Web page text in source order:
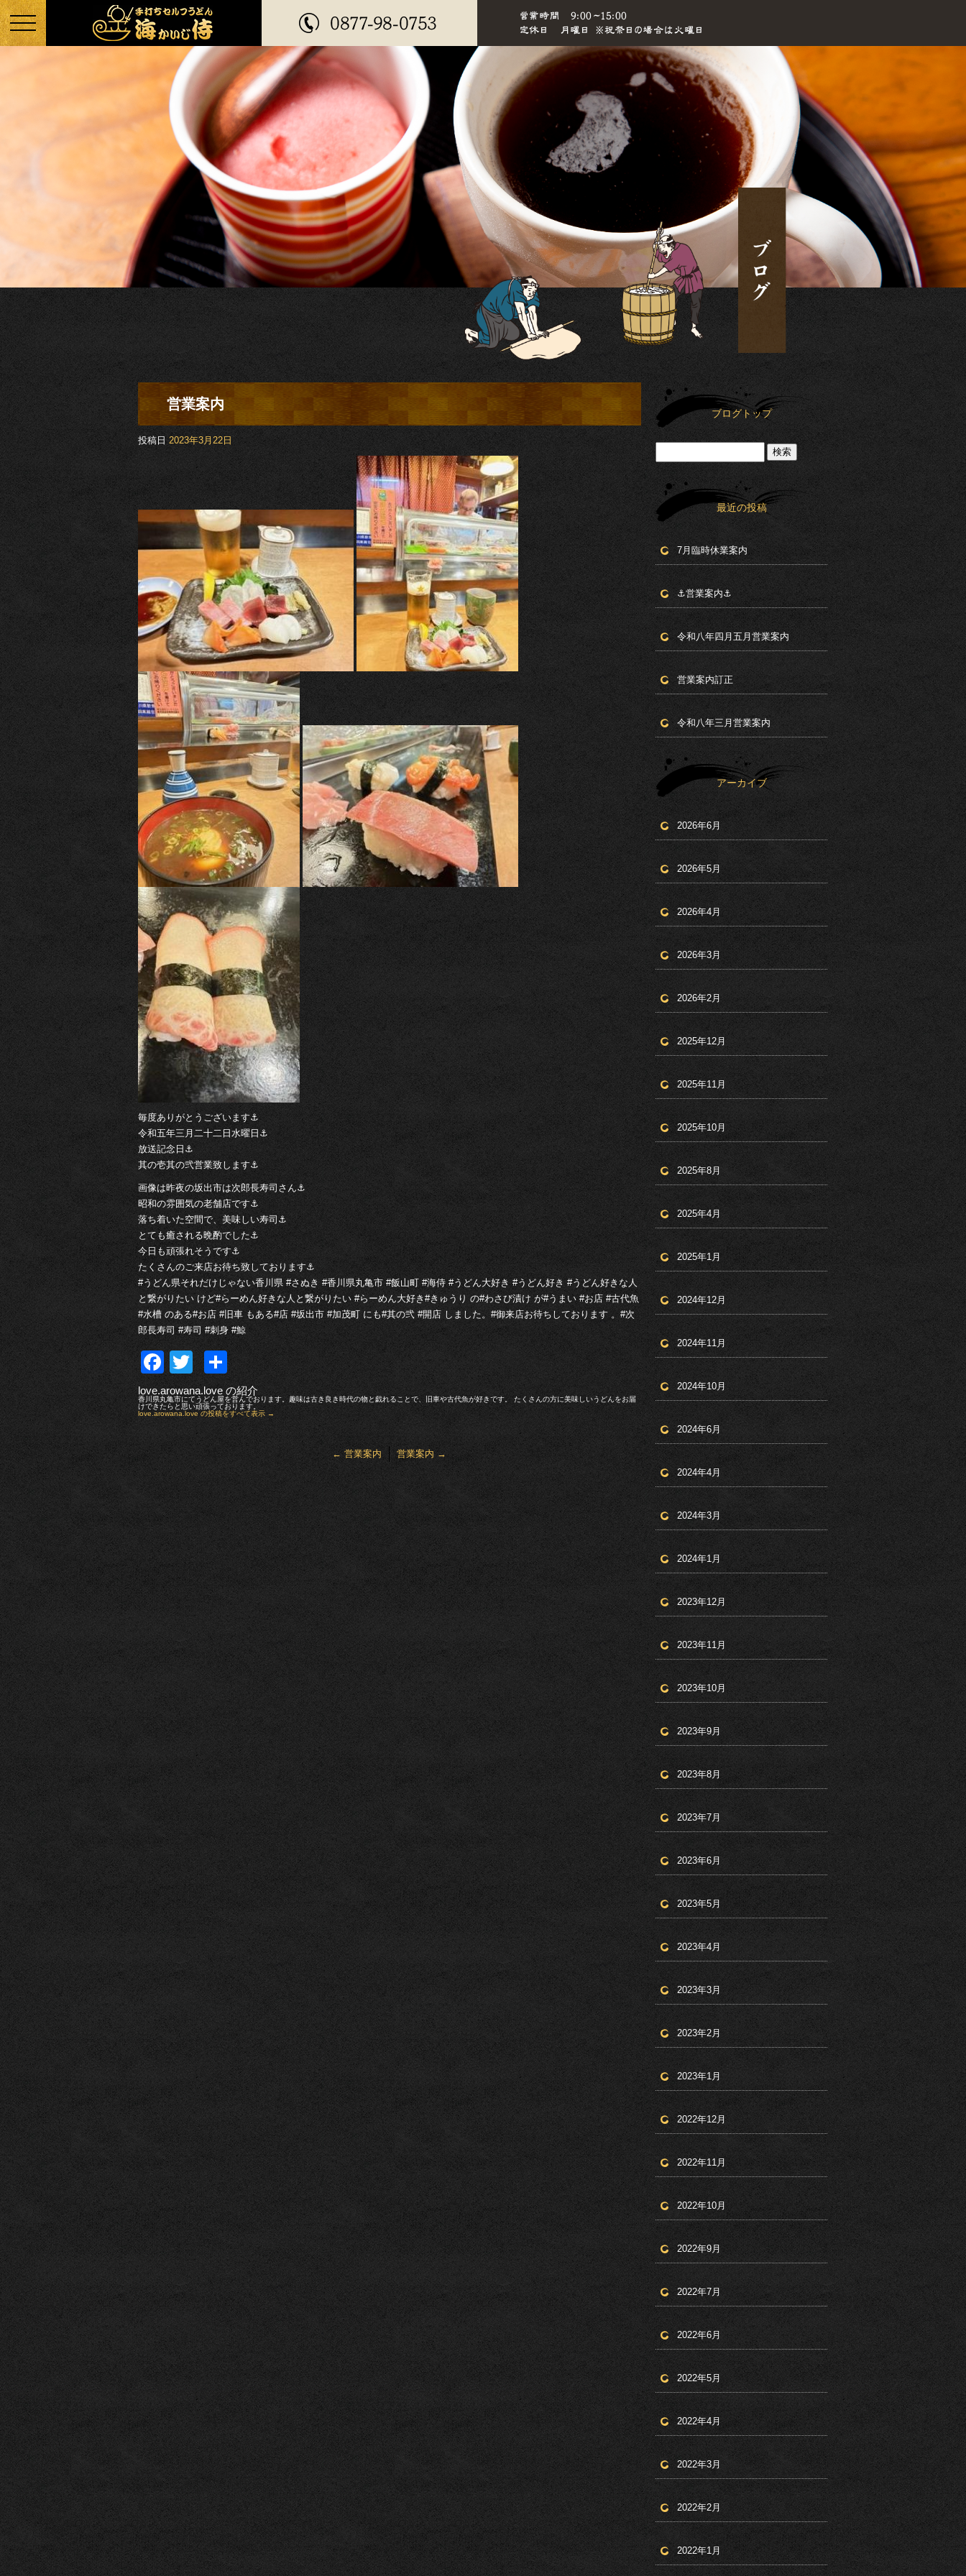
営業案内
投稿日 2023年3月22日
毎度ありがとうございます⚓︎
令和五年三月二十二日水曜日⚓︎
放送記念日⚓︎
其の壱其の弐営業致します⚓︎
画像は昨夜の坂出市は次郎長寿司さん⚓︎
昭和の雰囲気の老舗店です⚓︎
落ち着いた空間で、美味しい寿司⚓︎
とても癒される晩酌でした⚓︎
今日も頑張れそうです⚓︎
たくさんのご来店お待ち致しております⚓︎
#うどん県それだけじゃない香川県 #さぬき #香川県丸亀市 #飯山町 #海侍 #うどん大好き #うどん好き #うどん好きな人
と繋がりたい けど#らーめん好きな人と繋がりたい #らーめん大好き#きゅうり の#わさび漬け が#うまい #お店 #古代魚
#水槽 のある#お店 #旧車 もある#店 #坂出市 #加茂町 にも#其の弐 #開店 しました。#御来店お待ちしております 。#次
郎長寿司 #寿司 #刺身 #鯨
Facebook
Twitter
共
有
love.arowana.love の紹介
香川県丸亀市にてうどん屋を営んでおります。趣味は古き良き時代の物と戯れることで、旧車や古代魚が好きです。 たくさんの方に美味しいうどんをお届
けできたらと思い頑張っております。
love.arowana.love の投稿をすべて表示 →
← 営業案内 営業案内 →
ブログトップ
最近の投稿
7月臨時休業案内
⚓︎営業案内⚓︎
令和八年四月五月営業案内
営業案内訂正
令和八年三月営業案内
アーカイブ
2026年6月
2026年5月
2026年4月
2026年3月
2026年2月
2025年12月
2025年11月
2025年10月
2025年8月
2025年4月
2025年1月
2024年12月
2024年11月
2024年10月
2024年6月
2024年4月
2024年3月
2024年1月
2023年12月
2023年11月
2023年10月
2023年9月
2023年8月
2023年7月
2023年6月
2023年5月
2023年4月
2023年3月
2023年2月
2023年1月
2022年12月
2022年11月
2022年10月
2022年9月
2022年7月
2022年6月
2022年5月
2022年4月
2022年3月
2022年2月
2022年1月